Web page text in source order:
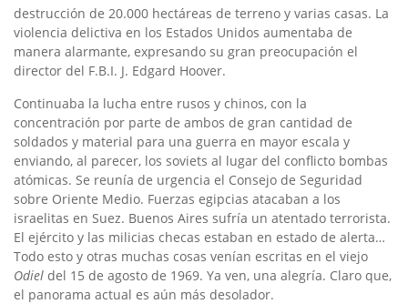
destrucción de 20.000 hectáreas de terreno y varias casas. La
violencia delictiva en los Estados Unidos aumentaba de
manera alarmante, expresando su gran preocupación el
director del F.B.I. J. Edgard Hoover.
Continuaba la lucha entre rusos y chinos, con la
concentración por parte de ambos de gran cantidad de
soldados y material para una guerra en mayor escala y
enviando, al parecer, los soviets al lugar del conflicto bombas
atómicas. Se reunía de urgencia el Consejo de Seguridad
sobre Oriente Medio. Fuerzas egipcias atacaban a los
israelitas en Suez. Buenos Aires sufría un atentado terrorista.
El ejército y las milicias checas estaban en estado de alerta…
Todo esto y otras muchas cosas venían escritas en el viejo
Odiel del 15 de agosto de 1969. Ya ven, una alegría. Claro que,
el panorama actual es aún más desolador.